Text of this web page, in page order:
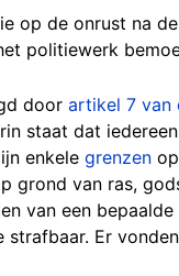
op de onrust na
politiewerk
door artikel 7 van
staat dat
enkele grenzen
grond van ras,
van een
Er